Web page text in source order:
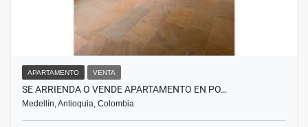
APARTAMENTO VENTA
SE ARRIENDA O VENDE APARTAMENTO EN PO…
Medellín, Antioquia, Colombia